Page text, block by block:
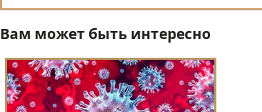
Вам может быть интересно